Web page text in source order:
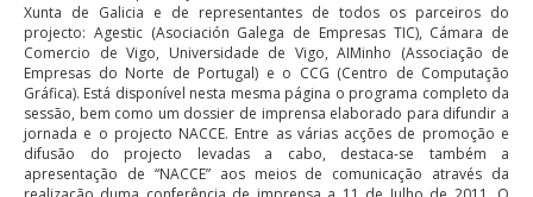
Xunta de Galicia e de representantes de todos os parceiros do
projecto: Agestic (Asociación Galega de Empresas TIC), Cámara de
Comercio de Vigo, Universidade de Vigo, AIMinho (Associação de
Empresas do Norte de Portugal) e o CCG (Centro de Computação
Gráfica). Está disponível nesta mesma página o programa completo da
sessão, bem como um dossier de imprensa elaborado para difundir a
jornada e o projecto NACCE. Entre as várias acções de promoção e
difusão do projecto levadas a cabo, destaca-se também a
apresentação de “NACCE” aos meios de comunicação através da